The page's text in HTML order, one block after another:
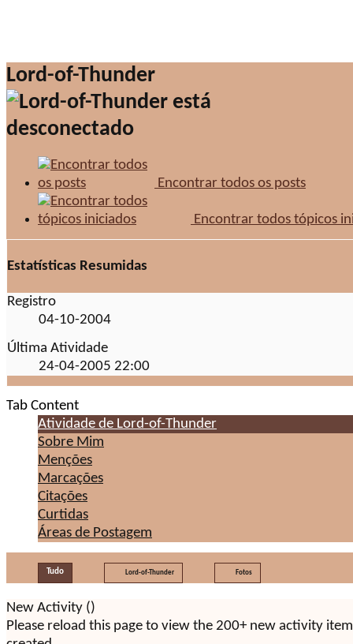
Lord-of-Thunder
Encontrar todos os posts
Encontrar todos tópicos
Estatísticas Resumidas
Registro
04-10-2004
Última Atividade
24-04-2005 22:00
Tab Content
Atividade de Lord-of-Thunder
Sobre Mim
Menções
Marcações
Citações
Curtidas
Áreas de Postagem
Tudo Lord-of-Thunder Fotos
New Activity ()
Please reload this page to view the 200+ new activity